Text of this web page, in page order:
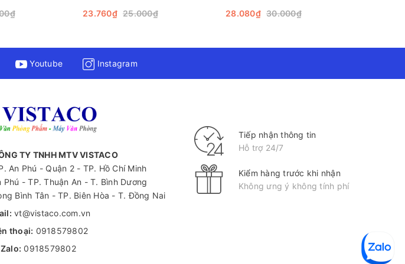
để sửa chữa đồ nội thất bị hỏng hóc. Khả năng này giúp người dùng linh hoạt
23.760₫ 25.000₫ 28.080₫ 30.000₫
Youtube Instagram
TY TNHH MTV VISTACO
An Phú - Quận 2 - TP. Hồ Chí Minh
Phú - TP. Thuận An - T. Bình Dương
Bình Tân - TP. Biên Hòa - T. Đồng Nai
vt@vistaco.com.vn
thoại: 0918579802
Zalo: 0918579802
Tiếp nhận thông tin
Hỗ trợ 24/7
Kiểm hàng trước khi nhận
Không ưng ý không tính phí